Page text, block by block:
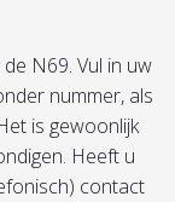
N69. Vul in uw
nummer, als
is gewoonlijk
Heeft u
contact